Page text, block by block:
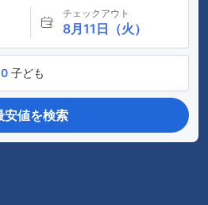
チェックアウト
8月11日（火）
0 子ども
安値を検索